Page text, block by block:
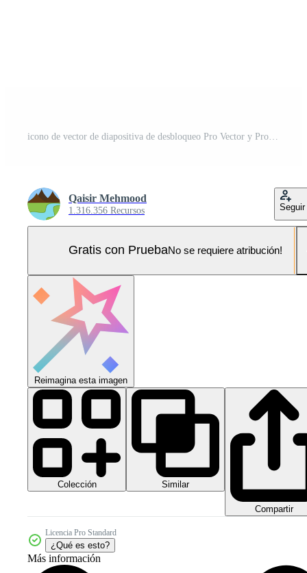
Qaisir Mehmood
1.316.356 Recursos Seguir
Gratis con PruebaNo se requiere atribución!
Reimagina esta imagen
Colección Similar
Compartir
Licencia Pro Standard
¿Qué es esto?
Más información